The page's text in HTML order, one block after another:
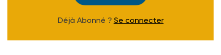
Déjà Abonné ? Se connecter